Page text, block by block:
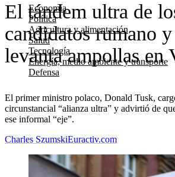
Economía
Política
Agricultura y alimentación
Salud
Tecnología
Energía, medio ambiente y transporte
Defensa
El tándem ultra de
candidatos rumano
levanta ampollas en
El primer ministro polaco, Donald Tusk,
circunstancial “alianza ultra” y advirtió de
ese informal “eje”.
Charles SzumskiEuractiv.com